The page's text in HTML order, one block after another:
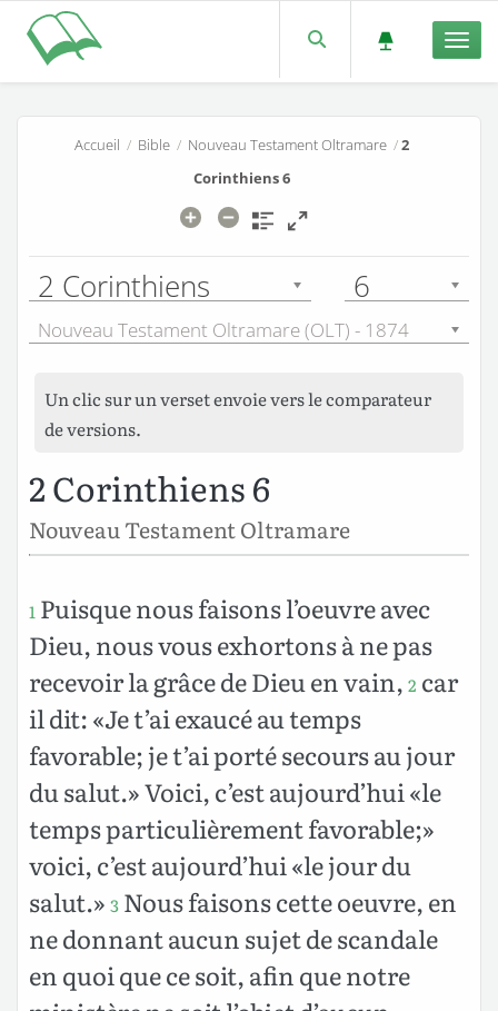
Accueil / Bible/ Nouveau Testament Oltramare/2
Corinthiens 6
2 Corinthiens 6
Nouveau Testament Oltramare (OLT) - 1874
Un clic sur un verset envoie vers le comparateur
de versions.
2 Corinthiens 6
Nouveau Testament Oltramare
1 Puisque nous faisons l’oeuvre avec
Dieu, nous vous exhortons à ne pas
recevoir la grâce de Dieu en vain, 2 car
il dit: «Je t’ai exaucé au temps
favorable; je t’ai porté secours au jour
du salut.» Voici, c’est aujourd’hui «le
temps particulièrement favorable;»
voici, c’est aujourd’hui «le jour du
salut.» 3 Nous faisons cette oeuvre, en
ne donnant aucun sujet de scandale
en quoi que ce soit, afin que notre